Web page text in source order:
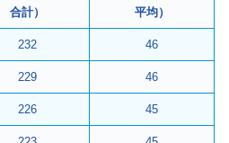
合計）
平均）
232 46
229 46
226 45